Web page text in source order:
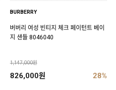
BURBERRY
버버리 여성 빈티지 체크 페이턴트 베이
지 샌들 8046040
1,147,000원
826,000원 28%